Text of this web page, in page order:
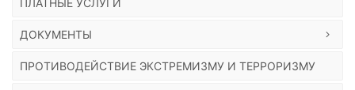
ПЛАТНЫЕ УСЛУГИ
ДОКУМЕНТЫ
ПРОТИВОДЕЙСТВИЕ ЭКСТРЕМИЗМУ И ТЕРРОРИЗМУ